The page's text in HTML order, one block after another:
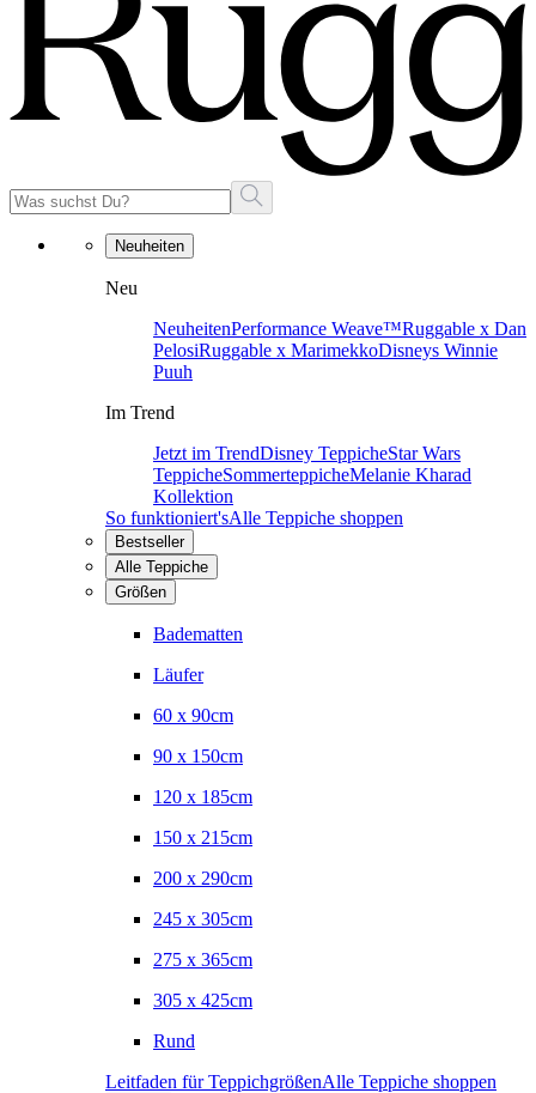
Neuheiten
Neu
NeuheitenPerformance Weave™Ruggable x Dan
PelosiRuggable x MarimekkoDisneys Winnie
Puuh
Im Trend
Jetzt im TrendDisney TeppicheStar Wars
TeppicheSommerteppicheMelanie Kharad
Kollektion
So funktioniert'sAlle Teppiche shoppen
Bestseller
Alle Teppiche
Größen
Badematten
Läufer
60 x 90cm
90 x 150cm
120 x 185cm
150 x 215cm
200 x 290cm
245 x 305cm
275 x 365cm
305 x 425cm
Rund
Leitfaden für TeppichgrößenAlle Teppiche shoppen